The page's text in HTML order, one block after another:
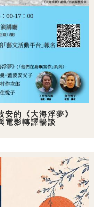
安的《大海浮夢》
電影轉譯暢談